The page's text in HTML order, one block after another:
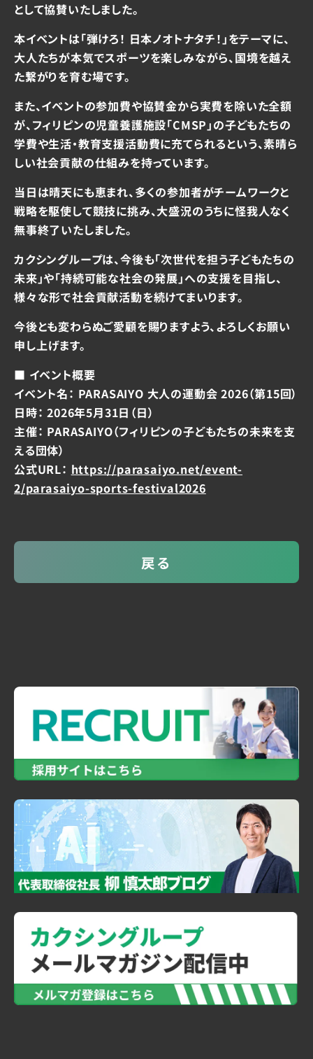
として協賛いたしました。
本イベントは「弾けろ！ 日本ノオトナタチ！」をテーマに、
大人たちが本気でスポーツを楽しみながら、国境を越え
た繋がりを育む場です。
また、イベントの参加費や協賛金から実費を除いた全額
が、フィリピンの児童養護施設「CMSP」の子どもたちの
学費や生活・教育支援活動費に充てられるという、素晴ら
しい社会貢献の仕組みを持っています。
当日は晴天にも恵まれ、多くの参加者がチームワークと
戦略を駆使して競技に挑み、大盛況のうちに怪我人なく
無事終了いたしました。
カクシングループは、今後も「次世代を担う子どもたちの
未来」や「持続可能な社会の発展」への支援を目指し、
様々な形で社会貢献活動を続けてまいります。
今後とも変わらぬご愛顧を賜りますよう、よろしくお願い
申し上げます。
■ イベント概要
イベント名： PARASAIYO 大人の運動会 2026（第15回）
日時： 2026年5月31日（日）
主催： PARASAIYO（フィリピンの子どもたちの未来を支
える団体）
公式URL： https://parasaiyo.net/event-
2/parasaiyo-sports-festival2026
戻る